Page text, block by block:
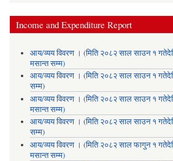
Income and Expenditure Report
आय/व्यय विवरण । (मिति २०८२ साल साउन १
मसान्त सम्म)
आय/व्यय विवरण । (मिति २०८२ साल साउन १
सम्म)
आय/व्यय विवरण । (मिति २०८२ साल साउन १
मसान्त सम्म)
आय/व्यय विवरण । (मिति २०८२ साल साउन १
सम्म)
आय/व्यय विवरण । (मिति २०८२ साल फागुन १
मसान्त सम्म)